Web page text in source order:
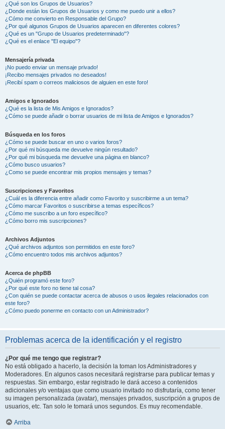
¿Qué son los Grupos de Usuarios?
¿Donde están los Grupos de Usuarios y como me puedo unir a ellos?
¿Cómo me convierto en Responsable del Grupo?
¿Por qué algunos Grupos de Usuarios aparecen en diferentes colores?
¿Qué es un "Grupo de Usuarios predeterminado"?
¿Qué es el enlace "El equipo"?
Mensajería privada
¡No puedo enviar un mensaje privado!
¡Recibo mensajes privados no deseados!
¡Recibí spam o correos maliciosos de alguien en este foro!
Amigos e Ignorados
¿Qué es la lista de Mis Amigos e Ignorados?
¿Cómo se puede añadir o borrar usuarios de mi lista de Amigos e Ignorados?
Búsqueda en los foros
¿Cómo se puede buscar en uno o varios foros?
¿Por qué mi búsqueda me devuelve ningún resultado?
¿Por qué mi búsqueda me devuelve una página en blanco?
¿Cómo busco usuarios?
¿Como se puede encontrar mis propios mensajes y temas?
Suscripciones y Favoritos
¿Cuál es la diferencia entre añadir como Favorito y suscribirme a un tema?
¿Cómo marcar Favoritos o suscribirse a temas específicos?
¿Cómo me suscribo a un foro específico?
¿Cómo borro mis suscripciones?
Archivos Adjuntos
¿Qué archivos adjuntos son permitidos en este foro?
¿Cómo encuentro todos mis archivos adjuntos?
Acerca de phpBB
¿Quién programó este foro?
¿Por qué este foro no tiene tal cosa?
¿Con quién se puede contactar acerca de abusos o usos ilegales relacionados con
este foro?
¿Cómo puedo ponerme en contacto con un Administrador?
Problemas acerca de la identificación y el registro
¿Por qué me tengo que registrar?
No está obligado a hacerlo, la decisión la toman los Administradores y
Moderadores. En algunos casos necesitará registrarse para publicar temas y
respuestas. Sin embargo, estar registrado le dará acceso a contenidos
adicionales y/o ventajas que como usuario invitado no disfrutaría, como tener
su imagen personalizada (avatar), mensajes privados, suscripción a grupos de
usuarios, etc. Tan solo le tomará unos segundos. Es muy recomendable.
Arriba